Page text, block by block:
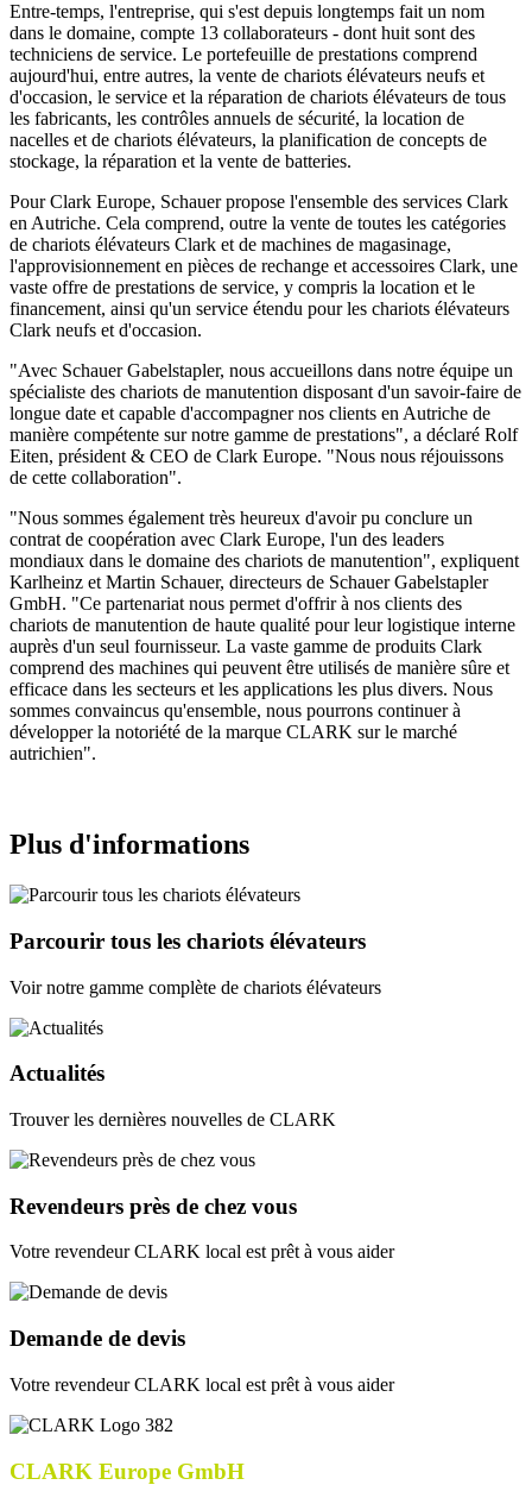
Entre-temps, l'entreprise, qui s'est depuis longtemps fait un nom
dans le domaine, compte 13 collaborateurs - dont huit sont des
techniciens de service. Le portefeuille de prestations comprend
aujourd'hui, entre autres, la vente de chariots élévateurs neufs et
d'occasion, le service et la réparation de chariots élévateurs de tous
les fabricants, les contrôles annuels de sécurité, la location de
nacelles et de chariots élévateurs, la planification de concepts de
stockage, la réparation et la vente de batteries.
Pour Clark Europe, Schauer propose l'ensemble des services Clark
en Autriche. Cela comprend, outre la vente de toutes les catégories
de chariots élévateurs Clark et de machines de magasinage,
l'approvisionnement en pièces de rechange et accessoires Clark, une
vaste offre de prestations de service, y compris la location et le
financement, ainsi qu'un service étendu pour les chariots élévateurs
Clark neufs et d'occasion.
"Avec Schauer Gabelstapler, nous accueillons dans notre équipe un
spécialiste des chariots de manutention disposant d'un savoir-faire de
longue date et capable d'accompagner nos clients en Autriche de
manière compétente sur notre gamme de prestations", a déclaré Rolf
Eiten, président & CEO de Clark Europe. "Nous nous réjouissons
de cette collaboration".
"Nous sommes également très heureux d'avoir pu conclure un
contrat de coopération avec Clark Europe, l'un des leaders
mondiaux dans le domaine des chariots de manutention", expliquent
Karlheinz et Martin Schauer, directeurs de Schauer Gabelstapler
GmbH. "Ce partenariat nous permet d'offrir à nos clients des
chariots de manutention de haute qualité pour leur logistique interne
auprès d'un seul fournisseur. La vaste gamme de produits Clark
comprend des machines qui peuvent être utilisés de manière sûre et
efficace dans les secteurs et les applications les plus divers. Nous
sommes convaincus qu'ensemble, nous pourrons continuer à
développer la notoriété de la marque CLARK sur le marché
autrichien".
Plus d'informations
Parcourir tous les chariots élévateurs
Voir notre gamme complète de chariots élévateurs
Actualités
Trouver les dernières nouvelles de CLARK
Revendeurs près de chez vous
Votre revendeur CLARK local est prêt à vous aider
Demande de devis
Votre revendeur CLARK local est prêt à vous aider
CLARK Europe GmbH